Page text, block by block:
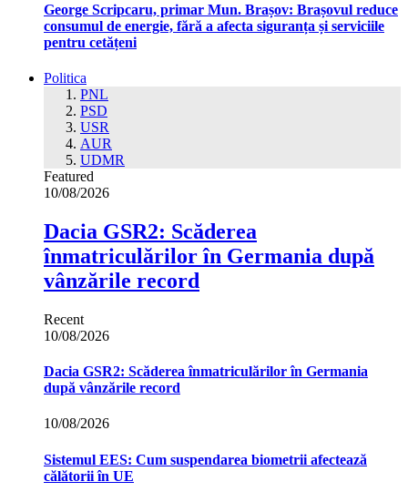
George Scripcaru, primar Mun. Brașov: Brașovul reduce
consumul de energie, fără a afecta siguranța și serviciile
pentru cetățeni
Politica
PNL
PSD
USR
AUR
UDMR
Featured
10/08/2026
Dacia GSR2: Scăderea
înmatriculărilor în Germania după
vânzările record
Recent
10/08/2026
Dacia GSR2: Scăderea înmatriculărilor în Germania
după vânzările record
10/08/2026
Sistemul EES: Cum suspendarea biometrii afectează
călătorii în UE